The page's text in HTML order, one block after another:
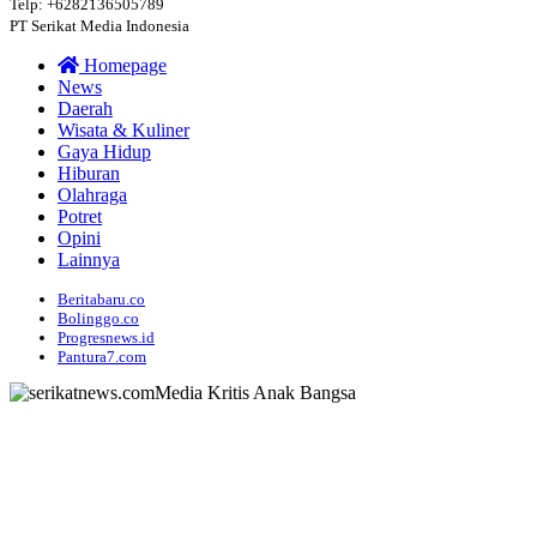
Telp: +6282136505789
PT Serikat Media Indonesia
Homepage
News
Daerah
Wisata & Kuliner
Gaya Hidup
Hiburan
Olahraga
Potret
Opini
Lainnya
Beritabaru.co
Bolinggo.co
Progresnews.id
Pantura7.com